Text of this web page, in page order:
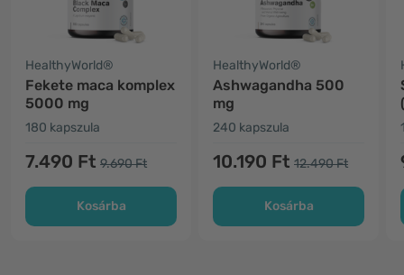
HealthyWorld®
Fekete maca komplex
5000 mg
180 kapszula
7.490 Ft 9.690 Ft
Kosárba
HealthyWorld®
Ashwagandha 500
mg
240 kapszula
10.190 Ft 12.490 Ft
Kosárba